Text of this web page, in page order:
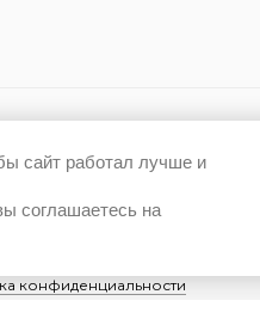
2026 ©
конфиденциальности
сайт работал лучше и
соглашаетесь на